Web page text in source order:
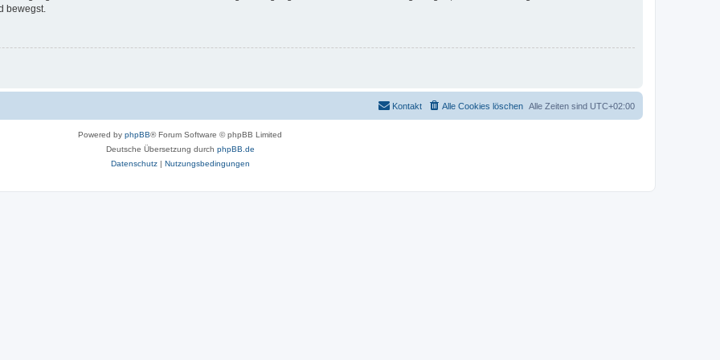
bewegst.
Alle Zeiten sind UTC+02:00
Alle Cookies löschen
Kontakt
Powered by phpBB® Forum Software © phpBB Limited
Deutsche Übersetzung durch phpBB.de
Datenschutz| Nutzungsbedingungen